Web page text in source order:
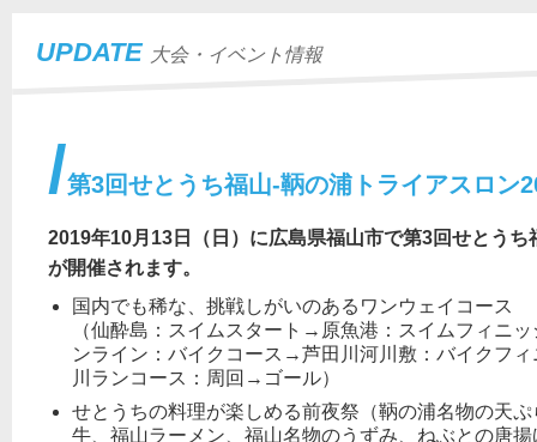
UPDATE 大会・イベント情報
第3回せとうち福山-鞆の浦トライアスロン
2019年10月13日（日）に広島県福山市で第3回せとう
が開催されます。
国内でも稀な、挑戦しがいのあるワンウェイコース
（仙酔島：スイムスタート→原魚港：スイムフィニ
ンライン：バイクコース→芦田川河川敷：バイクフ
川ランコース：周回→ゴール）
せとうちの料理が楽しめる前夜祭（鞆の浦名物の天
牛、福山ラーメン、福山名物のうずみ、ねぶとの唐揚